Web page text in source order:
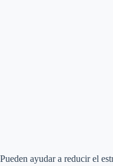
Pueden ayudar a reducir el